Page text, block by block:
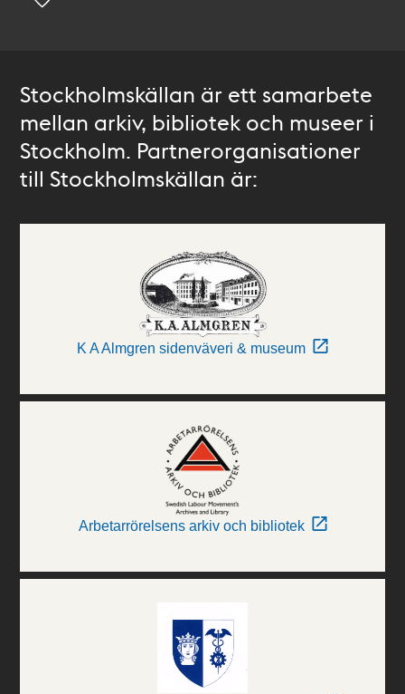
Stockholmskällan är ett samarbete
mellan arkiv, bibliotek och museer i
Stockholm. Partnerorganisationer
till Stockholmskällan är:
K A Almgren sidenväveri & museum
Arbetarrörelsens arkiv och bibliotek